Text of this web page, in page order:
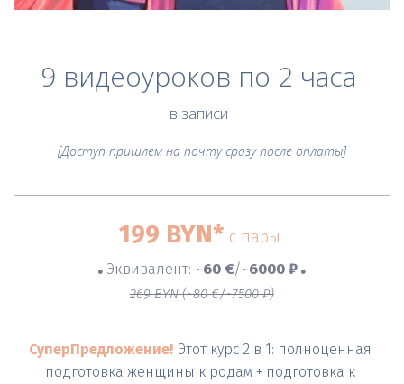
9 видеоуроков по 2 часа
в записи
[Доступ пришлем на почту сразу после оплаты]
199 BYN* с пары
● Эквивалент: ~60 €/~6000 ₽ ●
269 BYN (~80 €/~7500 ₽)
СуперПредложение! Этот курс 2 в 1: полноценная
подготовка женщины к родам + подготовка к